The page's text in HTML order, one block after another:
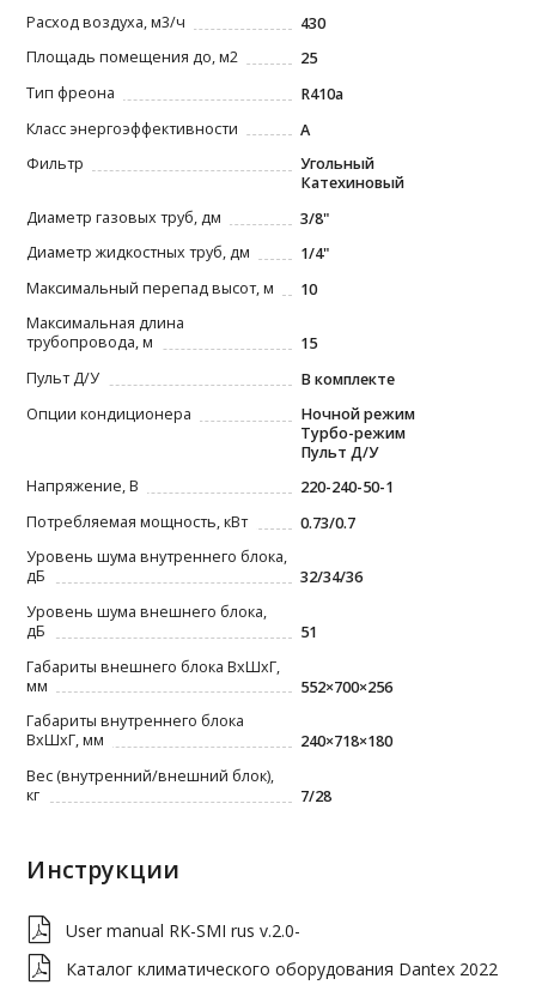
Расход воздуха, м3/ч
430
Площадь помещения до, м2
25
Тип фреона
R410a
Класс энергоэффективности
A
Фильтр
Угольный
Катехиновый
Диаметр газовых труб, дм
3/8"
Диаметр жидкостных труб, дм
1/4"
Максимальный перепад высот, м
10
Максимальная длина
трубопровода, м
15
Пульт Д/У
В комплекте
Опции кондиционера
Ночной режим
Турбо-режим
Пульт Д/У
Напряжение, В
220-240-50-1
Потребляемая мощность, кВт
0.73/0.7
Уровень шума внутреннего блока,
дБ
32/34/36
Уровень шума внешнего блока,
дБ
51
Габариты внешнего блока ВxШxГ,
мм
552×700×256
Габариты внутреннего блока
ВxШxГ, мм
240×718×180
Вес (внутренний/внешний блок),
кг
7/28
Инструкции
User manual RK-SMI rus v.2.0-
Каталог климатического оборудования Dantex 2022